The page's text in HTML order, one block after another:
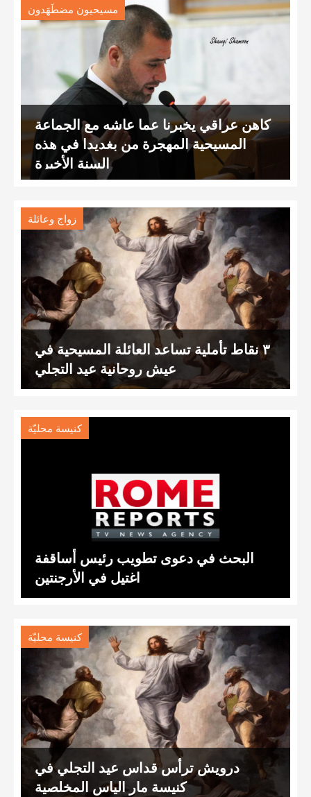
مسيحيون مضطَهَدون
كاهن عراقي يخبرنا عما عاشه مع الجماعة
المسيحية المهجرة من بغديدا في هذه
السنة الأخيرة
زواج وعائلة
٣ نقاط تأملية تساعد العائلة المسيحية في
عيش روحانية عيد التجلي
كنيسة محليّة
البحث في دعوى تطويب رئيس أساقفة
اغتيل في الأرجنتين
كنيسة محليّة
درويش ترأس قداس عيد التجلي في
كنيسة مار الياس المخلصية